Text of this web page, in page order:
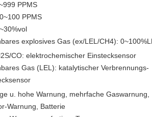
PPMS
PPMS
explosives Gas (ex/LEL/CH4):
CO: elektrochemischer Einstecksensor
Gas (LEL): katalytischer Verbrennungs-
u. hohe Warnung, mehrfache Gaswarnung,
Warnung, Batterie